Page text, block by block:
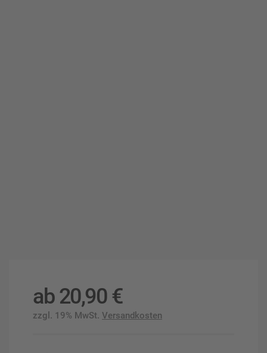
ab20,90 €
zzgl. 19% MwSt. Versandkosten